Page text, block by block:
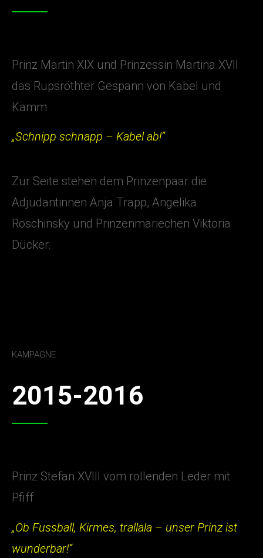
Prinz Martin XIX und Prinzessin Martina XVII
das Rupsröthter Gespann von Kabel und
Kamm
„Schnipp schnapp – Kabel ab!“
Zur Seite stehen dem Prinzenpaar die
Adjudantinnen Anja Trapp, Angelika
Roschinsky und Prinzenmariechen Viktoria
Dücker.
KAMPAGNE
2015-2016
Prinz Stefan XVIII vom rollenden Leder mit
Pfiff
„Ob Fussball, Kirmes, trallala – unser Prinz ist
wunderbar!“